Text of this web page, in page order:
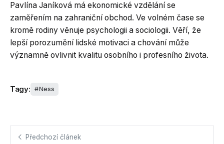
Pavlína Janíková má ekonomické vzdělání se
zaměřením na zahraniční obchod. Ve volném čase se
kromě rodiny věnuje psychologii a sociologii. Věří, že
lepší porozumění lidské motivaci a chování může
významně ovlivnit kvalitu osobního i profesního života.
Tagy: Ness
Předchozí článek